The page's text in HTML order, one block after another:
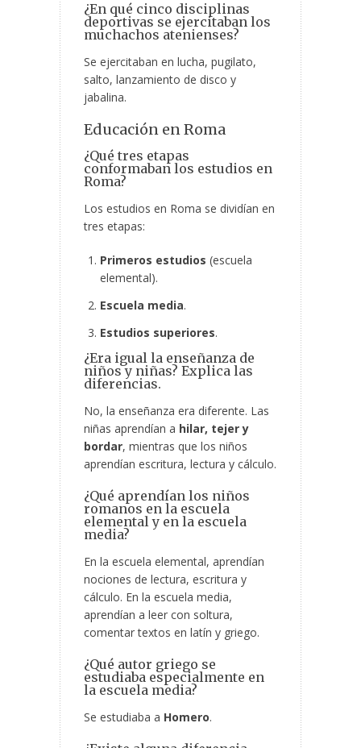
¿En qué cinco disciplinas
deportivas se ejercitaban los
muchachos atenienses?
Se ejercitaban en lucha, pugilato,
salto, lanzamiento de disco y
jabalina.
Educación en Roma
¿Qué tres etapas
conformaban los estudios en
Roma?
Los estudios en Roma se dividían en
tres etapas:
Primeros estudios (escuela
elemental).
Escuela media.
Estudios superiores.
¿Era igual la enseñanza de
niños y niñas? Explica las
diferencias.
No, la enseñanza era diferente. Las
niñas aprendían a hilar, tejer y
bordar, mientras que los niños
aprendían escritura, lectura y cálculo.
¿Qué aprendían los niños
romanos en la escuela
elemental y en la escuela
media?
En la escuela elemental, aprendían
nociones de lectura, escritura y
cálculo. En la escuela media,
aprendían a leer con soltura,
comentar textos en latín y griego.
¿Qué autor griego se
estudiaba especialmente en
la escuela media?
Se estudiaba a Homero.